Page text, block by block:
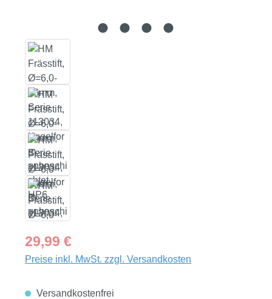
Regulärer Preis:
29,99 €
Preise inkl. MwSt. zzgl. Versandkosten
Versandkostenfrei